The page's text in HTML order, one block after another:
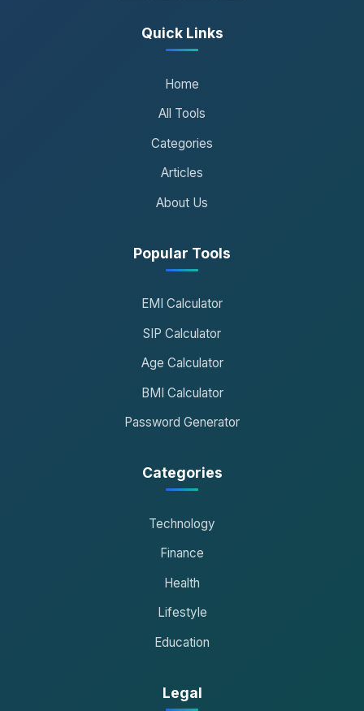
Quick Links
Home
All Tools
Categories
Articles
About Us
Popular Tools
EMI Calculator
SIP Calculator
Age Calculator
BMI Calculator
Password Generator
Categories
Technology
Finance
Health
Lifestyle
Education
Legal